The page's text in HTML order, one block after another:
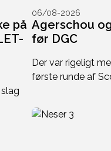
på
06/08-2026
Agerschou
før DGC
Der var rigeligt
første runde af